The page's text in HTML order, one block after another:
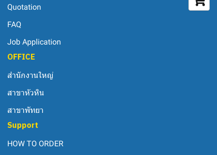
Quotation
FAQ
Job Application
OFFICE
สำนักงานใหญ่
สาขาหัวหิน
สาขาพัทยา
Support
HOW TO ORDER